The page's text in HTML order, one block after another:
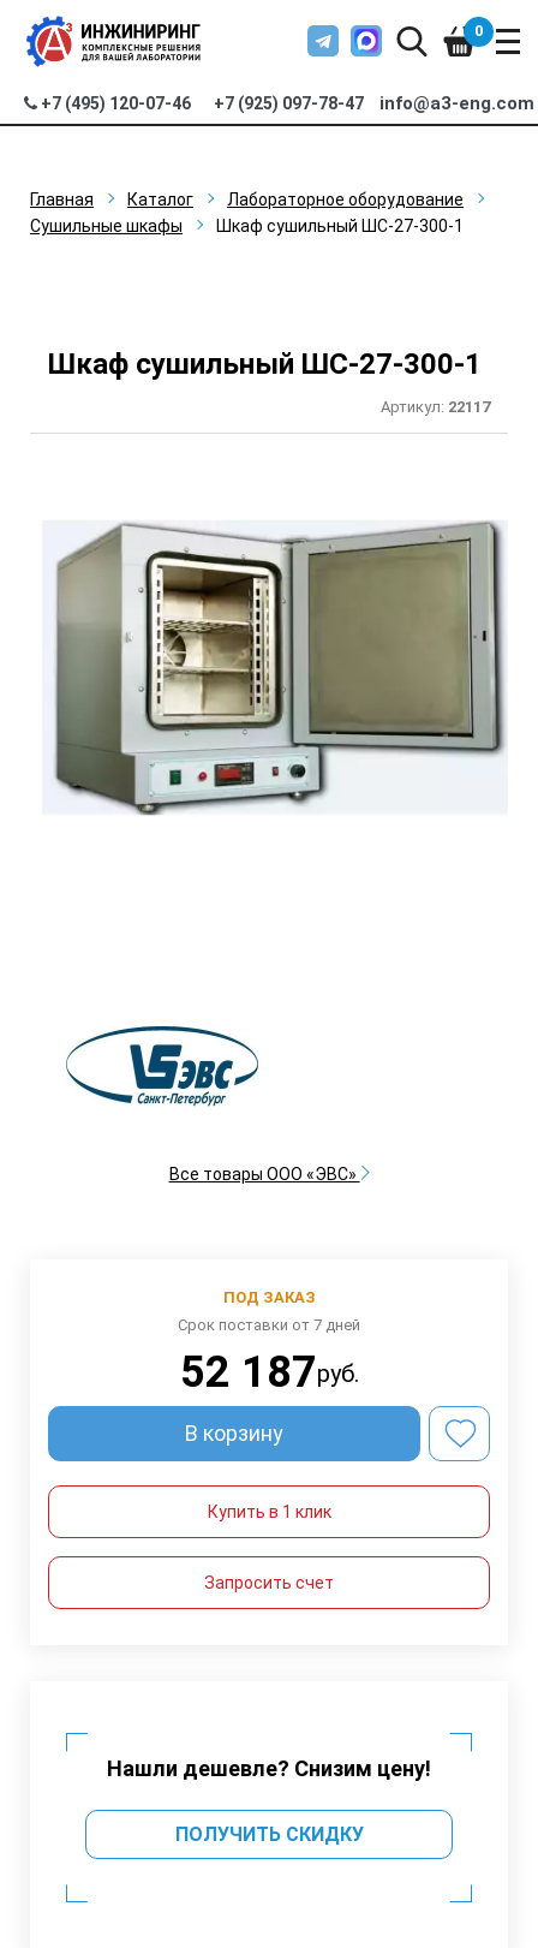
+7 (495) 120-07-46 +7 (925) 097-78-47 info@a3-eng.com
0
Главная Каталог
Лабораторное оборудование
Сушильные шкафы
Шкаф сушильный ШС-27-300-1
Шкаф сушильный ШС-27-300-1
Артикул: 22117
Все товары ООО «ЭВС»
ПОД ЗАКАЗ
Срок поставки от 7 дней
52 187руб.
В корзину
Купить в 1 клик
Запросить счет
Нашли дешевле? Снизим цену!
ПОЛУЧИТЬ СКИДКУ